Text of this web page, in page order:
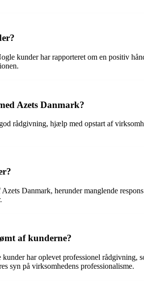
kunder har rapporteret om en positiv
Azets Danmark?
rådgivning, hjælp med opstart af
Danmark, herunder manglende
af kunderne?
har oplevet professionel
syn på virksomhedens professionalisme.